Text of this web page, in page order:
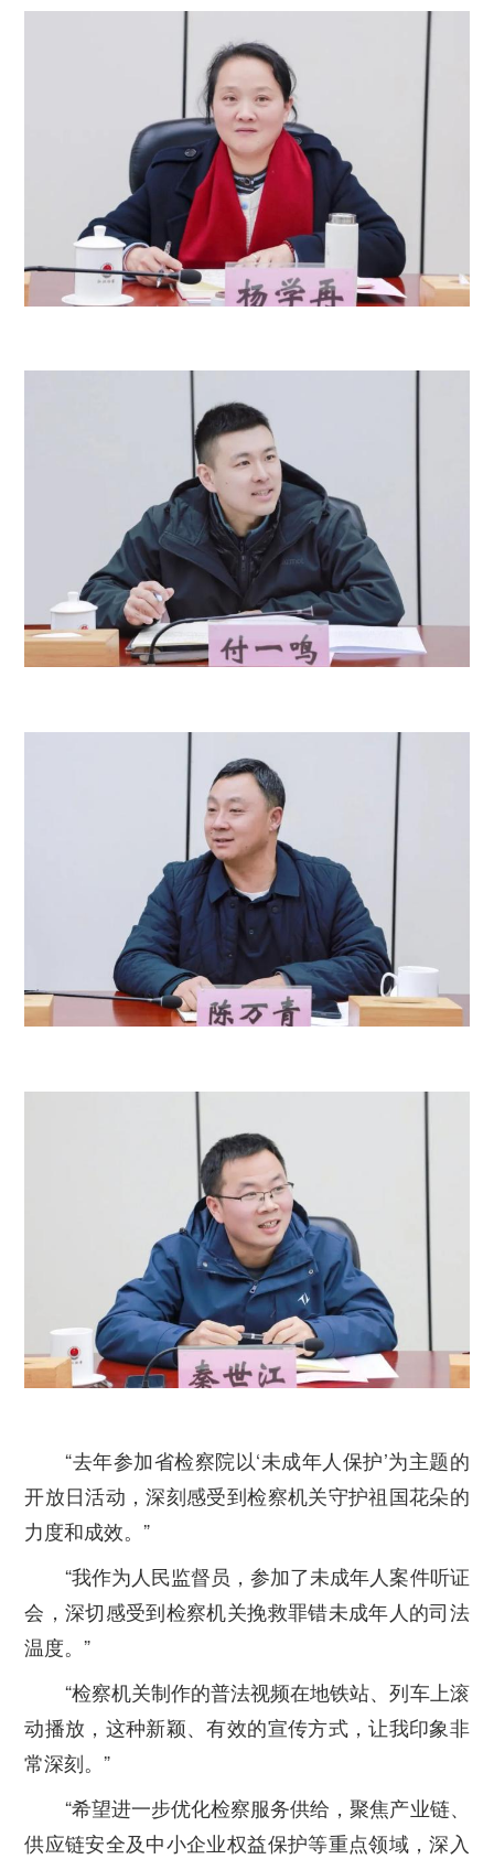
“去年参加省检察院以‘未成年人保护’为主题的
开放日活动，深刻感受到检察机关守护祖国花朵的
力度和成效。”
“我作为人民监督员，参加了未成年人案件听证
会，深切感受到检察机关挽救罪错未成年人的司法
温度。”
“检察机关制作的普法视频在地铁站、列车上滚
动播放，这种新颖、有效的宣传方式，让我印象非
常深刻。”
“希望进一步优化检察服务供给，聚焦产业链、
供应链安全及中小企业权益保护等重点领域，深入